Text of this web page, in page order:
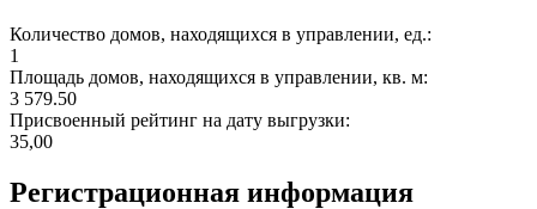
Количество домов, находящихся в управлении, ед.:
1
Площадь домов, находящихся в управлении, кв. м:
3 579.50
Присвоенный рейтинг на дату выгрузки:
35,00
Регистрационная информация